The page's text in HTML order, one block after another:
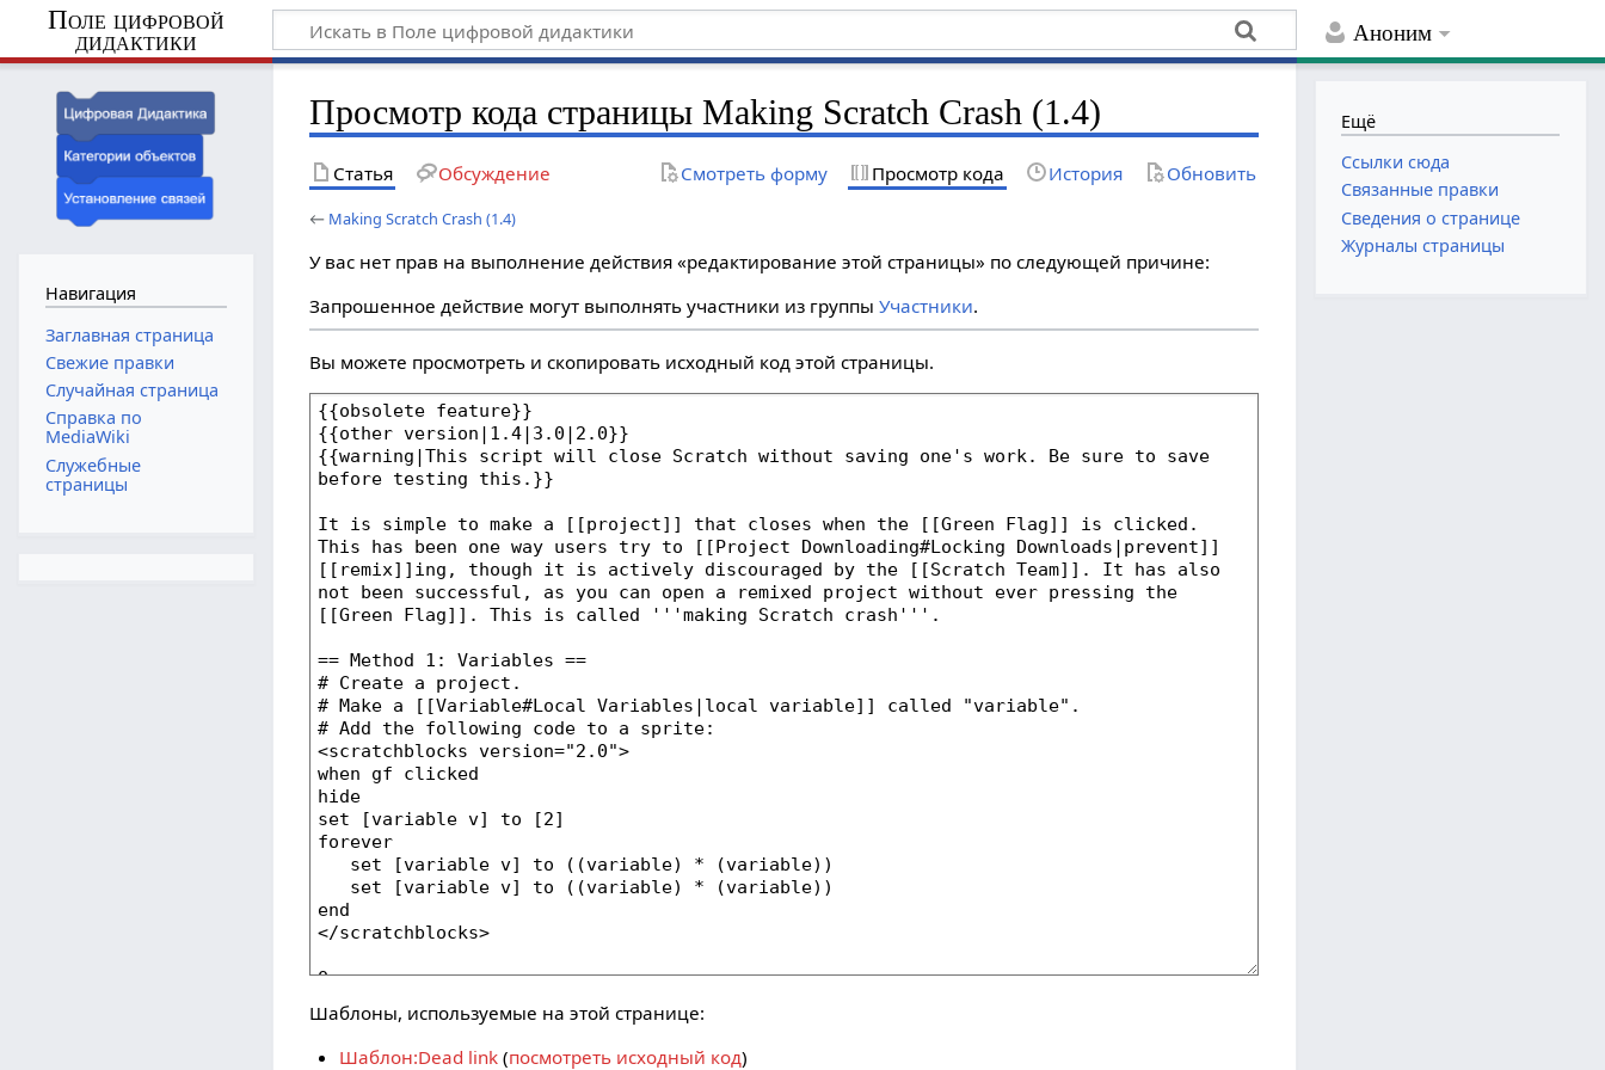
Аноним
Поле цифровой
дидактики
Просмотр кода страницы Making Scratch Crash (1.4)
Статья Обсуждение Смотреть форму Просмотр кода История Обновить
← Making Scratch Crash (1.4)
У вас нет прав на выполнение действия «редактирование этой страницы» по следующей причине:
Запрошенное действие могут выполнять участники из группыУчастники.
Вы можете просмотреть и скопировать исходный код этой страницы.
Шаблоны, используемые на этой странице:
Шаблон:Dead link(посмотреть исходный код)
Навигация
Заглавная страница
Свежие правки
Случайная страница
Справка по
MediaWiki
Служебные
страницы
Ещё
Ссылки сюда
Связанные правки
Сведения о странице
Журналы страницы